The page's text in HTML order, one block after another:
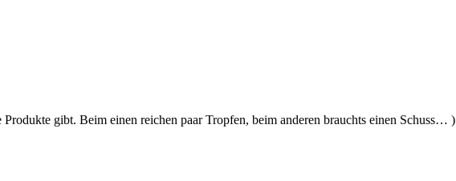
gibt. Beim einen reichen paar Tropfen, beim anderen brauchts einen Schuss… )